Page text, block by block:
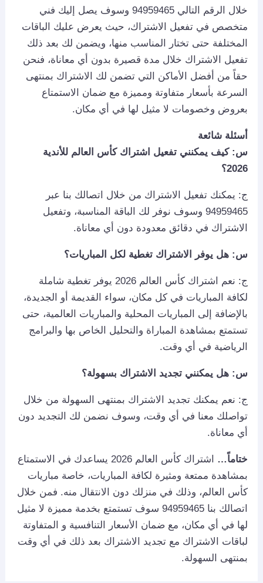
خلال الرقم التالي 94959465 وسوف يصل إليك فني
متخصص في تفعيل الاشتراك، حيث يعرض عليك الباقات
المختلفة حتى تختار المناسب منها، ويضمن لك بعد ذلك
تفعيل الاشتراك خلال مدة قصيرة بدون أي معاناة، فنحن
حقاً من أفضل الأماكن التي تضمن لك الاشتراك بمنتهى
السرعة بأسعار متفاوتة ومميزة مع ضمان الاستمتاع
بعروض وخصومات لا مثيل لها في أي مكان.
أسئلة شائعة
س: كيف يمكنني تفعيل اشتراك كأس العالم للأندية
2026؟
ج: يمكنك تفعيل الاشتراك من خلال اتصالك بنا عبر
94959465 وسوف نوفر لك الباقة المناسبة، وتفعيل
الاشتراك في دقائق معدودة دون أي معاناة.
س: هل يوفر الاشتراك تغطية لكل المباريات؟
ج: نعم اشتراك كأس العالم 2026 يوفر تغطية شاملة
لكافة المباريات في كل مكان، سواء القديمة أو الجديدة،
بالإضافة إلى المباريات المحلية والمباريات العالمية، حتى
تستمتع بمشاهدة المباراة والتحليل الخاص بها والبرامج
الرياضية في أي وقت.
س: هل يمكنني تجديد الاشتراك بسهولة؟
ج: نعم يمكنك تجديد الاشتراك بمنتهى السهولة من خلال
تواصلك معنا في أي وقت، وسوف نضمن لك التجديد دون
أي معاناة.
ختاماً…
اشتراك كأس العالم 2026 يساعدك في الاستمتاع
بمشاهدة ممتعة ومثيرة لكافة المباريات، خاصة مباريات
كأس العالم، وذلك في منزلك دون الانتقال منه. فمن خلال
اتصالك بنا 94959465 سوف تستمتع بخدمة مميزة لا مثيل
لها في أي مكان، مع ضمان الأسعار التنافسية و المتفاوتة
لباقات الاشتراك مع تجديد الاشتراك بعد ذلك في أي وقت
بمنتهى السهولة.